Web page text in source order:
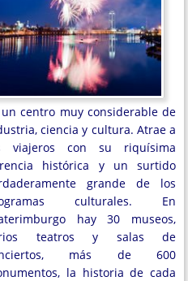
un centro muy considerable de
ciencia y cultura. Atrae a
viajeros con su riquísima
histórica y un surtido
grande de los
culturales. En
hay 30 museos,
teatros y salas de
más de 600
la historia de cada